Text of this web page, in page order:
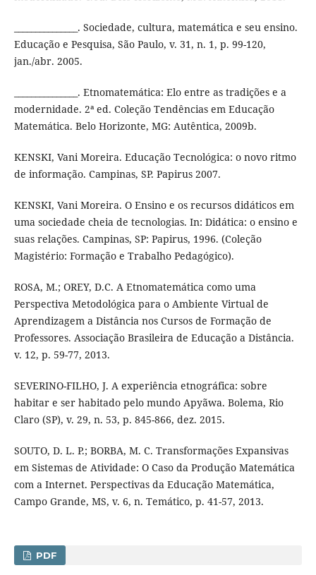
_______________. Sociedade, cultura, matemática e seu ensino.
Educação e Pesquisa, São Paulo, v. 31, n. 1, p. 99-120,
jan./abr. 2005.
_______________. Etnomatemática: Elo entre as tradições e a
modernidade. 2ª ed. Coleção Tendências em Educação
Matemática. Belo Horizonte, MG: Autêntica, 2009b.
KENSKI, Vani Moreira. Educação Tecnológica: o novo ritmo
de informação. Campinas, SP. Papirus 2007.
KENSKI, Vani Moreira. O Ensino e os recursos didáticos em
uma sociedade cheia de tecnologias. In: Didática: o ensino e
suas relações. Campinas, SP: Papirus, 1996. (Coleção
Magistério: Formação e Trabalho Pedagógico).
ROSA, M.; OREY, D.C. A Etnomatemática como uma
Perspectiva Metodológica para o Ambiente Virtual de
Aprendizagem a Distância nos Cursos de Formação de
Professores. Associação Brasileira de Educação a Distância.
v. 12, p. 59-77, 2013.
SEVERINO-FILHO, J. A experiência etnográfica: sobre
habitar e ser habitado pelo mundo Apyãwa. Bolema, Rio
Claro (SP), v. 29, n. 53, p. 845-866, dez. 2015.
SOUTO, D. L. P.; BORBA, M. C. Transformações Expansivas
em Sistemas de Atividade: O Caso da Produção Matemática
com a Internet. Perspectivas da Educação Matemática,
Campo Grande, MS, v. 6, n. Temático, p. 41-57, 2013.
PDF